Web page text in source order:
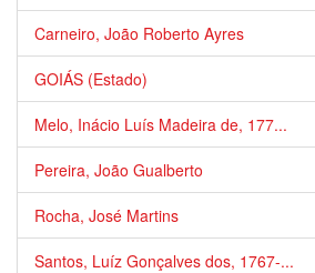
Carneiro, João Roberto Ayres
GOIÁS (Estado)
Melo, Inácio Luís Madeira de, 177...
Pereira, João Gualberto
Rocha, José Martins
Santos, Luíz Gonçalves dos, 1767-...